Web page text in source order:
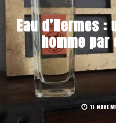
Eau d’Hermes
homme
11